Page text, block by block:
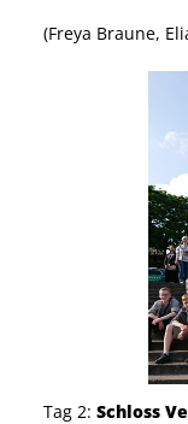
(Freya Braune,
Tag 2: Schloss